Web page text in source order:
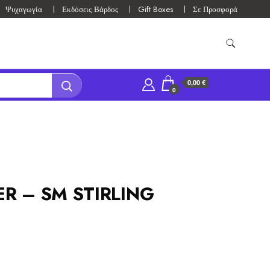
Ψυχαγωγία Εκδόσεις Βάρδος Gift Boxes Σε Προσφορά
0
0,00 €
– SM STIRLING